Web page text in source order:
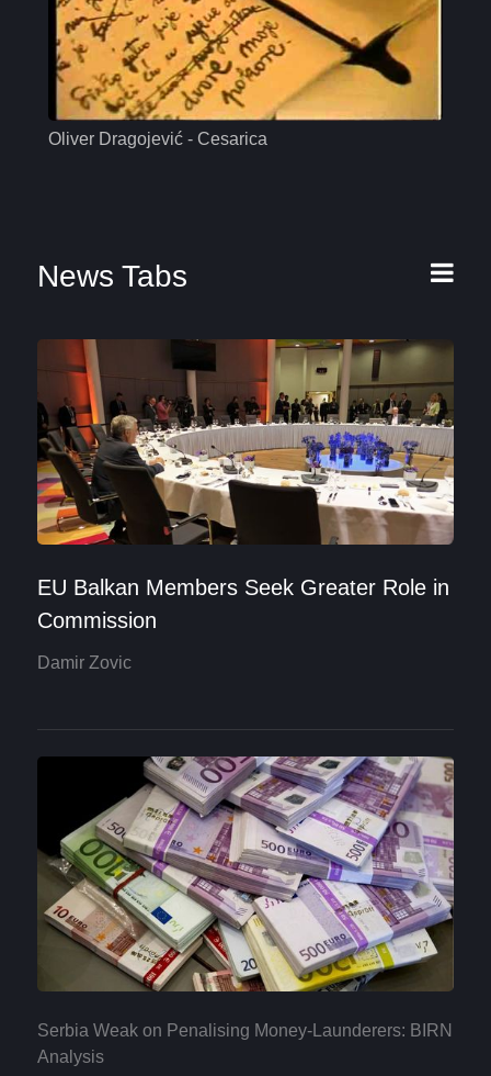
Oliver Dragojević - Cesarica
News Tabs
EU Balkan Members Seek Greater Role in
Commission
Damir Zovic
Serbia Weak on Penalising Money-Launderers: BIRN
Analysis